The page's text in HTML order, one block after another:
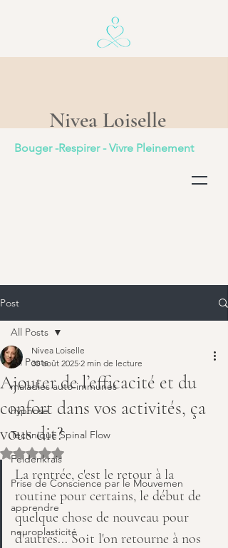
Nivea Loiselle
Bouger -Respirer - Vivre Pleinement
Post
All Posts
maladies auto-immunes
hypnose
Technique Spinal Flow
Feldenkrais
Prise de Conscience par le Mouvemen
apprendre
neuroplasticité
All Posts
Ajouter de l’efficacité et du
confort dans vos activités, ça
vous dit?
Nivea Loiselle
30 août 2025 2 min de lecture
Noté NaN étoiles sur 5.
La rentrée, c'est le retour à la
routine pour certains, le début de
quelque chose de nouveau pour
d'autres... Soit l'on retourne à nos